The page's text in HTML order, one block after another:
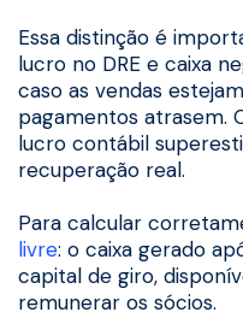
Essa distinção é
lucro no DRE e caixa
caso as vendas
pagamentos atrasem.
lucro contábil
recuperação real.
Para calcular
livre: o caixa gerado
capital de giro,
remunerar os sócios.